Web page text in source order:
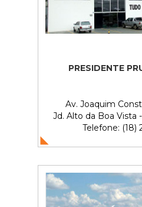
PRESIDENTE
Av. Joaquim
Jd. Alto da Boa Vista
Telefone: (18)